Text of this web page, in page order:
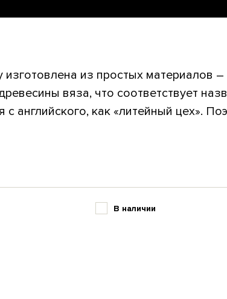
изготовлена из простых материалов –
вяза, что соответствует
с английского, как «литейный цех».
В наличии